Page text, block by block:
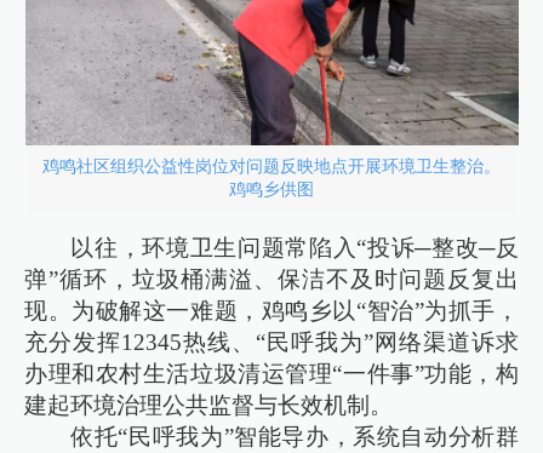
鸡鸣社区组织公益性岗位对问题反映地点开展环境卫生整治。
鸡鸣乡供图
以往，环境卫生问题常陷入“投诉─整改─反
弹”循环，垃圾桶满溢、保洁不及时问题反复出
现。为破解这一难题，鸡鸣乡以“智治”为抓手，
充分发挥12345热线、“民呼我为”网络渠道诉求
办理和农村生活垃圾清运管理“一件事”功能，构
建起环境治理公共监督与长效机制。
依托“民呼我为”智能导办，系统自动分析群